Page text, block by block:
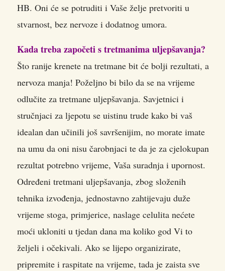
HB. Oni će se potruditi i Vaše želje pretvoriti u
stvarnost, bez nervoze i dodatnog umora.
Kada treba započeti s tretmanima uljepšavanja?
Što ranije krenete na tretmane bit će bolji rezultati, a
nervoza manja! Poželjno bi bilo da se na vrijeme
odlučite za tretmane uljepšavanja. Savjetnici i
stručnjaci za ljepotu se uistinu trude kako bi vaš
idealan dan učinili još savršenijim, no morate imate
na umu da oni nisu čarobnjaci te da je za cjelokupan
rezultat potrebno vrijeme, Vaša suradnja i upornost.
Određeni tretmani uljepšavanja, zbog složenih
tehnika izvođenja, jednostavno zahtijevaju duže
vrijeme stoga, primjerice, naslage celulita nećete
moći ukloniti u tjedan dana ma koliko god Vi to
željeli i očekivali. Ako se lijepo organizirate,
pripremite i raspitate na vrijeme, tada je zaista sve